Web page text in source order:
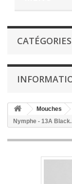
CATÉGORIES
Mouches
Nymphe - 13A Black.